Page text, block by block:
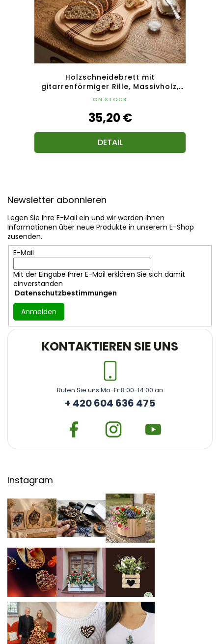
Holzschneidebrett mit
gitarrenförmiger Rille, Massivholz,
42x20x2 cm
ON STOCK
35,20 €
DETAIL
Newsletter abonnieren
Legen Sie Ihre E-Mail ein und wir werden Ihnen
Informationen über neue Produkte in unserem E-Shop
zusenden.
E-Mail
Mit der Eingabe Ihrer E-Mail erklären Sie sich damit
einverstanden
Datenschutzbestimmungen
Anmelden
KONTAKTIEREN SIE UNS
Rufen Sie uns Mo-Fr 8:00-14:00 an
+ 420 604 636 475
Instagram